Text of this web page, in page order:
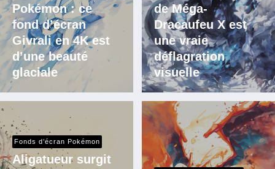
Pokémon : ce
fond d’écran
Givrali en 4K est
d’une beauté
glaciale
de Méga-
Dracaufeu X est
une vraie
déflagration
visuelle
Fonds d’écran Pokémon
Aligatueur surgit